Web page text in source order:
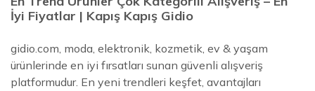
İyi Fiyatlar | Kapış Kapış Gidio
gidio.com, moda, elektronik, kozmetik, ev & yaşam
ürünlerinde en iyi fırsatları sunan güvenli alışveriş
platformudur. En yeni trendleri keşfet, avantajları